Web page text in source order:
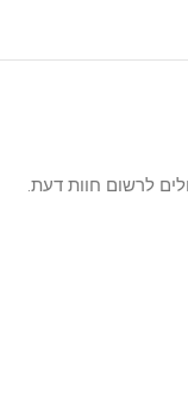
חוות דעת.